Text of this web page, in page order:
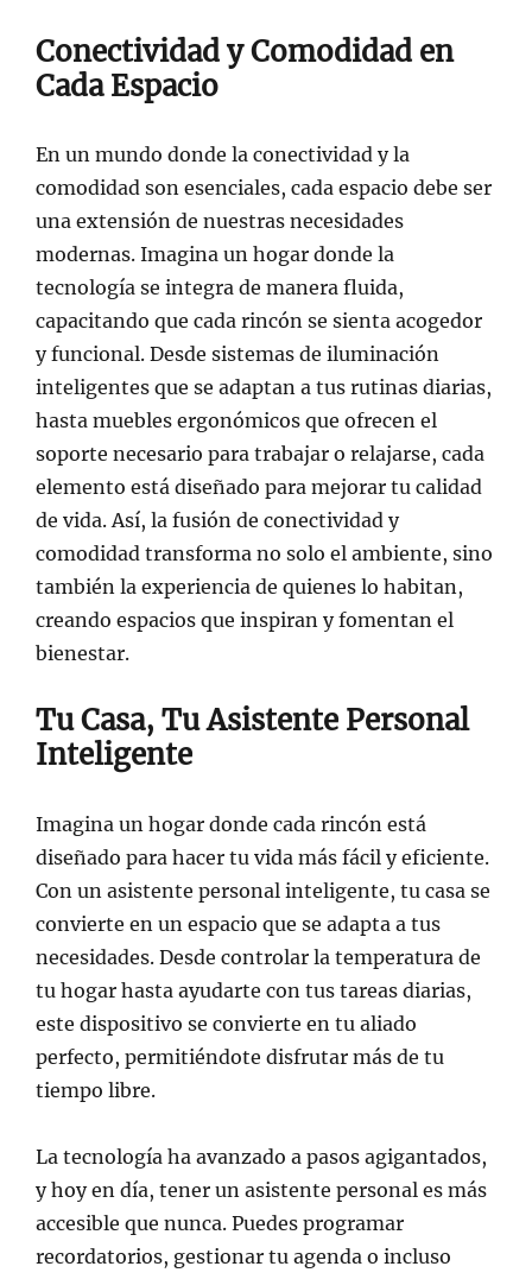
Conectividad y Comodidad en
Cada Espacio
En un mundo donde la conectividad y la
comodidad son esenciales, cada espacio debe ser
una extensión de nuestras necesidades
modernas. Imagina un hogar donde la
tecnología se integra de manera fluida,
capacitando que cada rincón se sienta acogedor
y funcional. Desde sistemas de iluminación
inteligentes que se adaptan a tus rutinas diarias,
hasta muebles ergonómicos que ofrecen el
soporte necesario para trabajar o relajarse, cada
elemento está diseñado para mejorar tu calidad
de vida. Así, la fusión de conectividad y
comodidad transforma no solo el ambiente, sino
también la experiencia de quienes lo habitan,
creando espacios que inspiran y fomentan el
bienestar.
Tu Casa, Tu Asistente Personal
Inteligente
Imagina un hogar donde cada rincón está
diseñado para hacer tu vida más fácil y eficiente.
Con un asistente personal inteligente, tu casa se
convierte en un espacio que se adapta a tus
necesidades. Desde controlar la temperatura de
tu hogar hasta ayudarte con tus tareas diarias,
este dispositivo se convierte en tu aliado
perfecto, permitiéndote disfrutar más de tu
tiempo libre.
La tecnología ha avanzado a pasos agigantados,
y hoy en día, tener un asistente personal es más
accesible que nunca. Puedes programar
recordatorios, gestionar tu agenda o incluso